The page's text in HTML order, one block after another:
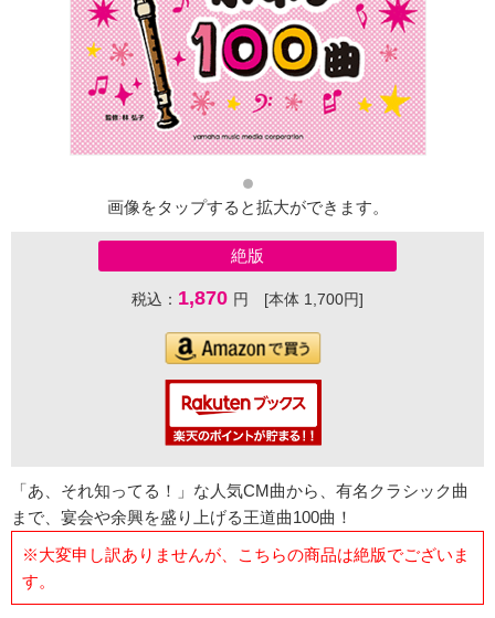
画像をタップすると拡大ができます。
絶版
税込： 1,870 円 [本体 1,700円]
「あ、それ知ってる！」な人気CM曲から、有名クラシック曲
まで、宴会や余興を盛り上げる王道曲100曲！
※大変申し訳ありませんが、こちらの商品は絶版でございま
す。